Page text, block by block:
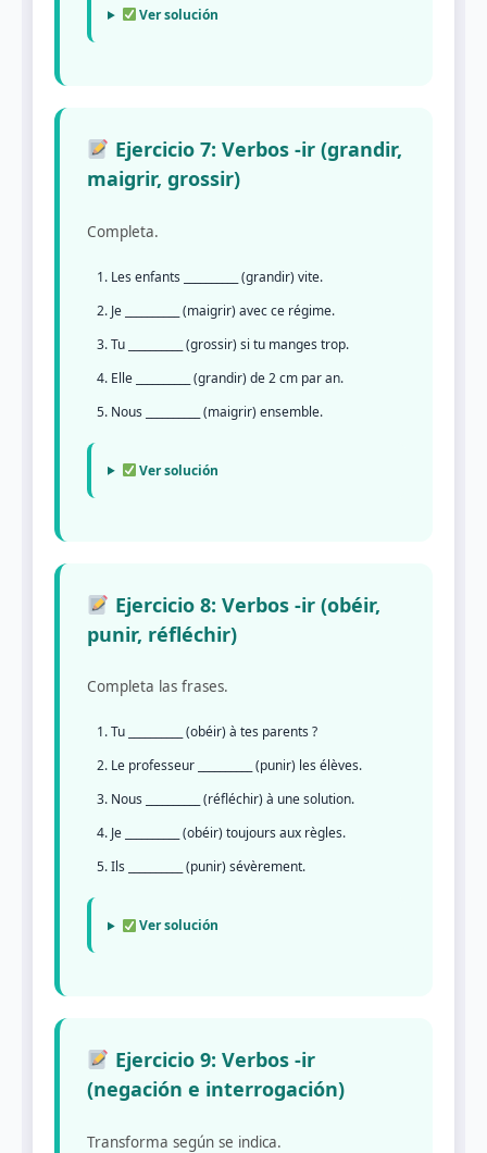
Ver solución
Ejercicio 7: Verbos -ir (grandir,
maigrir, grossir)
Completa.
Les enfants __________ (grandir) vite.
Je __________ (maigrir) avec ce régime.
Tu __________ (grossir) si tu manges trop.
Elle __________ (grandir) de 2 cm par an.
Nous __________ (maigrir) ensemble.
Ver solución
Ejercicio 8: Verbos -ir (obéir,
punir, réfléchir)
Completa las frases.
Tu __________ (obéir) à tes parents ?
Le professeur __________ (punir) les élèves.
Nous __________ (réfléchir) à une solution.
Je __________ (obéir) toujours aux règles.
Ils __________ (punir) sévèrement.
Ver solución
Ejercicio 9: Verbos -ir
(negación e interrogación)
Transforma según se indica.